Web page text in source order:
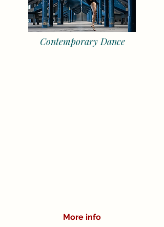
Contemporary Dance
More info